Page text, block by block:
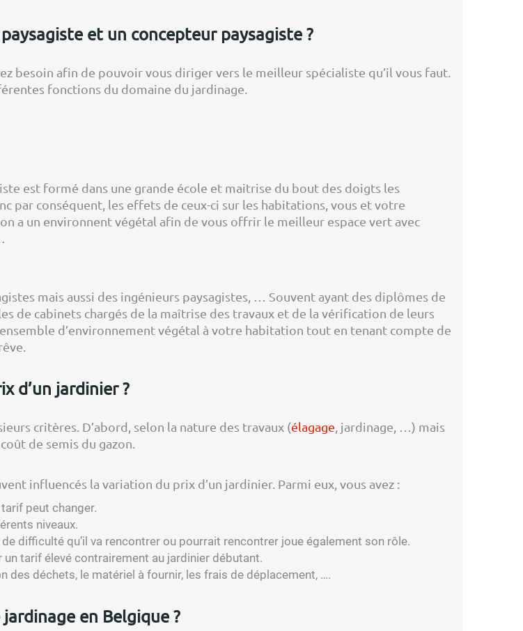
et un concepteur paysagiste ?
besoin afin de pouvoir vous diriger vers le meilleur spécialiste qu’il vous faut.
fonctions du domaine du jardinage.
est formé dans une grande école et maitrise du bout des doigts les
par conséquent, les effets de ceux-ci sur les habitations, vous et votre
a un environnent végétal afin de vous offrir le meilleur espace vert avec
mais aussi des ingénieurs paysagistes, … Souvent ayant des diplômes de
de cabinets chargés de la maîtrise des travaux et de la vérification de leurs
d’environnement végétal à votre habitation tout en tenant compte de
d’un jardinier ?
critères. D’abord, selon la nature des travaux (élagage , jardinage, …) mais
de semis du gazon.
influencés la variation du prix d’un jardinier. Parmi eux, vous avez :
peut changer.
niveaux.
difficulté qu’il va rencontrer ou pourrait rencontrer joue également son rôle.
tarif élevé contrairement au jardinier débutant.
des déchets, le matériel à fournir, les frais de déplacement, ….
en Belgique ?